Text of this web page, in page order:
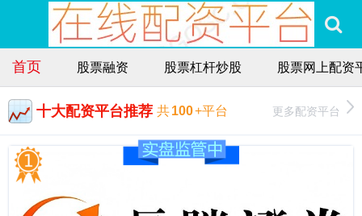
首页 股票融资 股票杠杆炒股 股票网上配资
十大配资平台推荐 共100+平台 更多配资平台